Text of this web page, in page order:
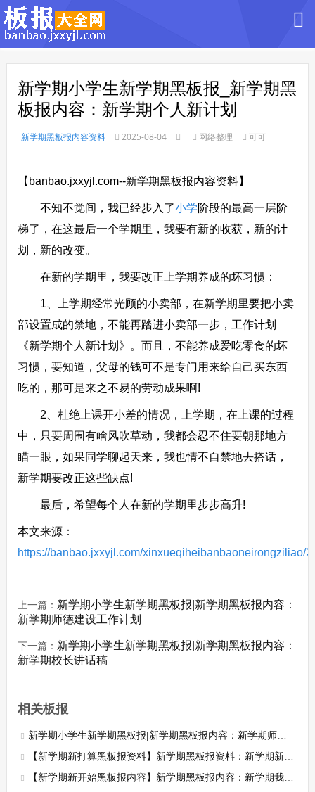
新学期小学生新学期黑板报_新学期黑
板报内容：新学期个人新计划
新学期黑板报内容资料 2025-08-04 网络整理 可可
【banbao.jxxyjl.com--新学期黑板报内容资料】
不知不觉间，我已经步入了小学阶段的最高一层阶
梯了，在这最后一个学期里，我要有新的收获，新的计
划，新的改变。
在新的学期里，我要改正上学期养成的坏习惯：
1、上学期经常光顾的小卖部，在新学期里要把小卖
部设置成的禁地，不能再踏进小卖部一步，工作计划
《新学期个人新计划》。而且，不能养成爱吃零食的坏
习惯，要知道，父母的钱可不是专门用来给自己买东西
吃的，那可是来之不易的劳动成果啊!
2、杜绝上课开小差的情况，上学期，在上课的过程
中，只要周围有啥风吹草动，我都会忍不住要朝那地方
瞄一眼，如果同学聊起天来，我也情不自禁地去搭话，
新学期要改正这些缺点!
最后，希望每个人在新的学期里步步高升!
本文来源：
https://banbao.jxxyjl.com/xinxueqiheibanbaoneirongziliao/
上一篇： 新学期小学生新学期黑板报|新学期黑板报内容：
新学期师德建设工作计划
下一篇： 新学期小学生新学期黑板报|新学期黑板报内容：
新学期校长讲话稿
相关板报
新学期小学生新学期黑板报|新学期黑板报内容：新学期师德建设工作计划
【新学期新打算黑板报资料】新学期黑板报资料：新学期新起点
【新学期新开始黑板报内容】新学期黑板报内容：新学期我想……